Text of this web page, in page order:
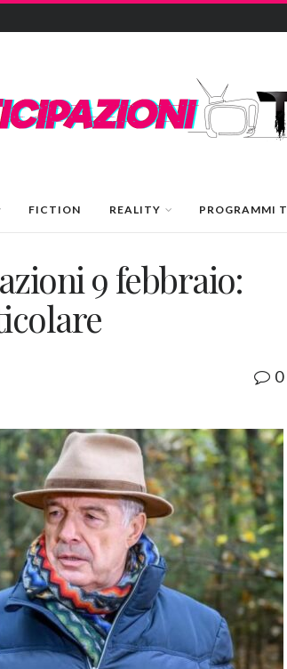
FICTION REALITY PROGRAMMI
9 febbraio:
0